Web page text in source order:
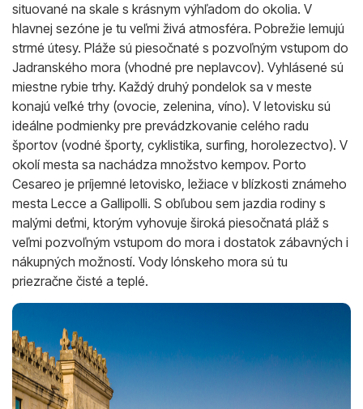
situované na skale s krásnym výhľadom do okolia. V
hlavnej sezóne je tu veľmi živá atmosféra. Pobrežie lemujú
strmé útesy. Pláže sú piesočnaté s pozvoľným vstupom do
Jadranského mora (vhodné pre neplavcov). Vyhlásené sú
miestne rybie trhy. Každý druhý pondelok sa v meste
konajú veľké trhy (ovocie, zelenina, víno). V letovisku sú
ideálne podmienky pre prevádzkovanie celého radu
športov (vodné športy, cyklistika, surfing, horolezectvo). V
okolí mesta sa nachádza množstvo kempov. Porto
Cesareo je príjemné letovisko, ležiace v blízkosti známeho
mesta Lecce a Gallipolli. S obľubou sem jazdia rodiny s
malými deťmi, ktorým vyhovuje široká piesočnatá pláž s
veľmi pozvoľným vstupom do mora i dostatok zábavných i
nákupných možností. Vody Iónskeho mora sú tu
priezračne čisté a teplé.